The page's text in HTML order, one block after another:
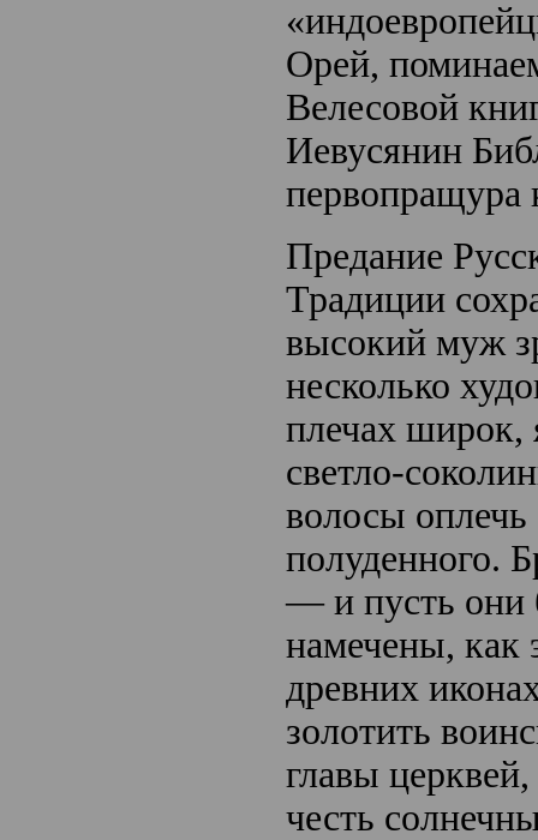
Орей,
Велесовой
Иевусянин
первопращура
Предание
Традиции
высокий муж
несколько
плечах широк,
светло-
волосы оплечь
полуденного.
— и пусть они
намечены, как
древних
золотить
главы
честь